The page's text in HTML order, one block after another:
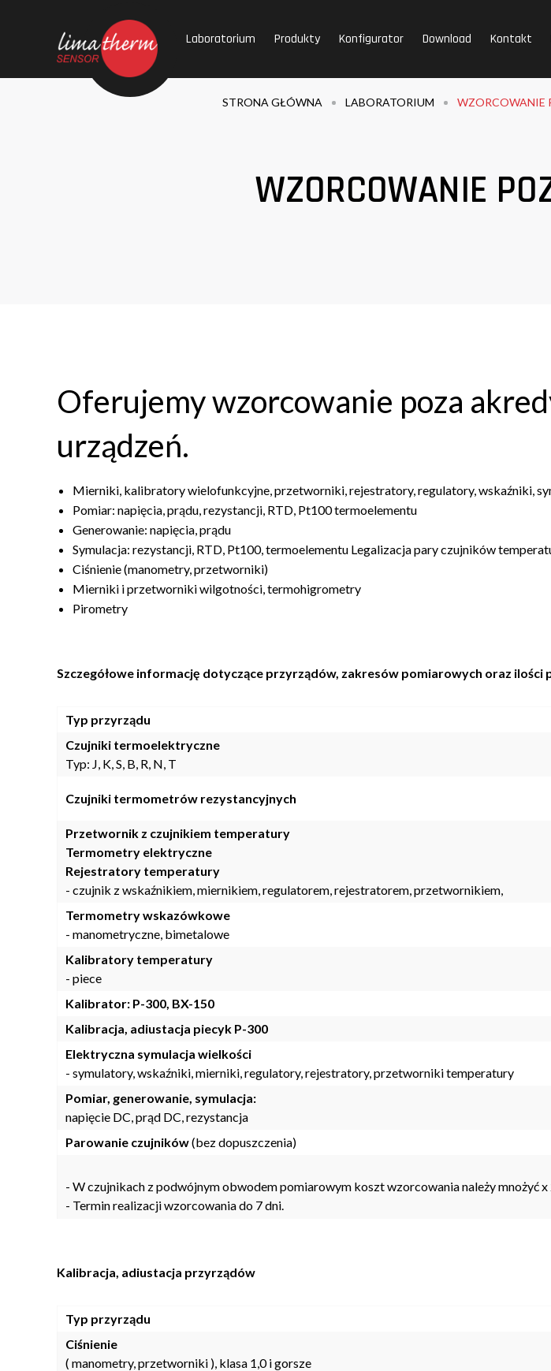
Laboratorium Produkty Konfigurator Download Kontakt
STRONA GŁÓWNA LABORATORIUM WZORCOWANIE
WZORCOWANIE
Oferujemy wzorcowanie poza
urządzeń.
Mierniki, kalibratory wielofunkcyjne, przetworniki, rejestratory, regulatory, wskaźniki,
Pomiar: napięcia, prądu, rezystancji, RTD, Pt100 termoelementu
Generowanie: napięcia, prądu
Symulacja: rezystancji, RTD, Pt100, termoelementu Legalizacja pary czujników
Ciśnienie (manometry, przetworniki)
Mierniki i przetworniki wilgotności, termohigrometry
Pirometry
Szczegółowe informację dotyczące przyrządów, zakresów pomiarowych oraz
Typ przyrządu
Czujniki termoelektryczne
Typ: J, K, S, B, R, N, T
Czujniki termometrów rezystancyjnych
Przetwornik z czujnikiem temperatury
Termometry elektryczne
Rejestratory temperatury
- czujnik z wskaźnikiem, miernikiem, regulatorem, rejestratorem, przetwornikiem,
Termometry wskazówkowe
- manometryczne, bimetalowe
Kalibratory temperatury
- piece
Kalibrator: P-300, BX-150
Kalibracja, adiustacja piecyk P-300
Elektryczna symulacja wielkości
- symulatory, wskaźniki, mierniki, regulatory, rejestratory, przetworniki temperatury
Pomiar, generowanie, symulacja:
napięcie DC, prąd DC, rezystancja
Parowanie czujników(bez dopuszczenia)
- W czujnikach z podwójnym obwodem pomiarowym koszt wzorcowania należy mnożyć x
- Termin realizacji wzorcowania do 7 dni.
Kalibracja, adiustacja przyrządów
Typ przyrządu
Ciśnienie
( manometry, przetworniki ), klasa 1,0 i gorsze